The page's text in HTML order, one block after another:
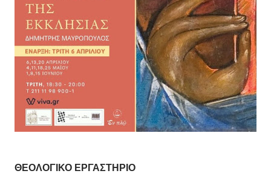
ΘΕΟΛΟΓΙΚΟ ΕΡΓΑΣΤΗΡΙΟ